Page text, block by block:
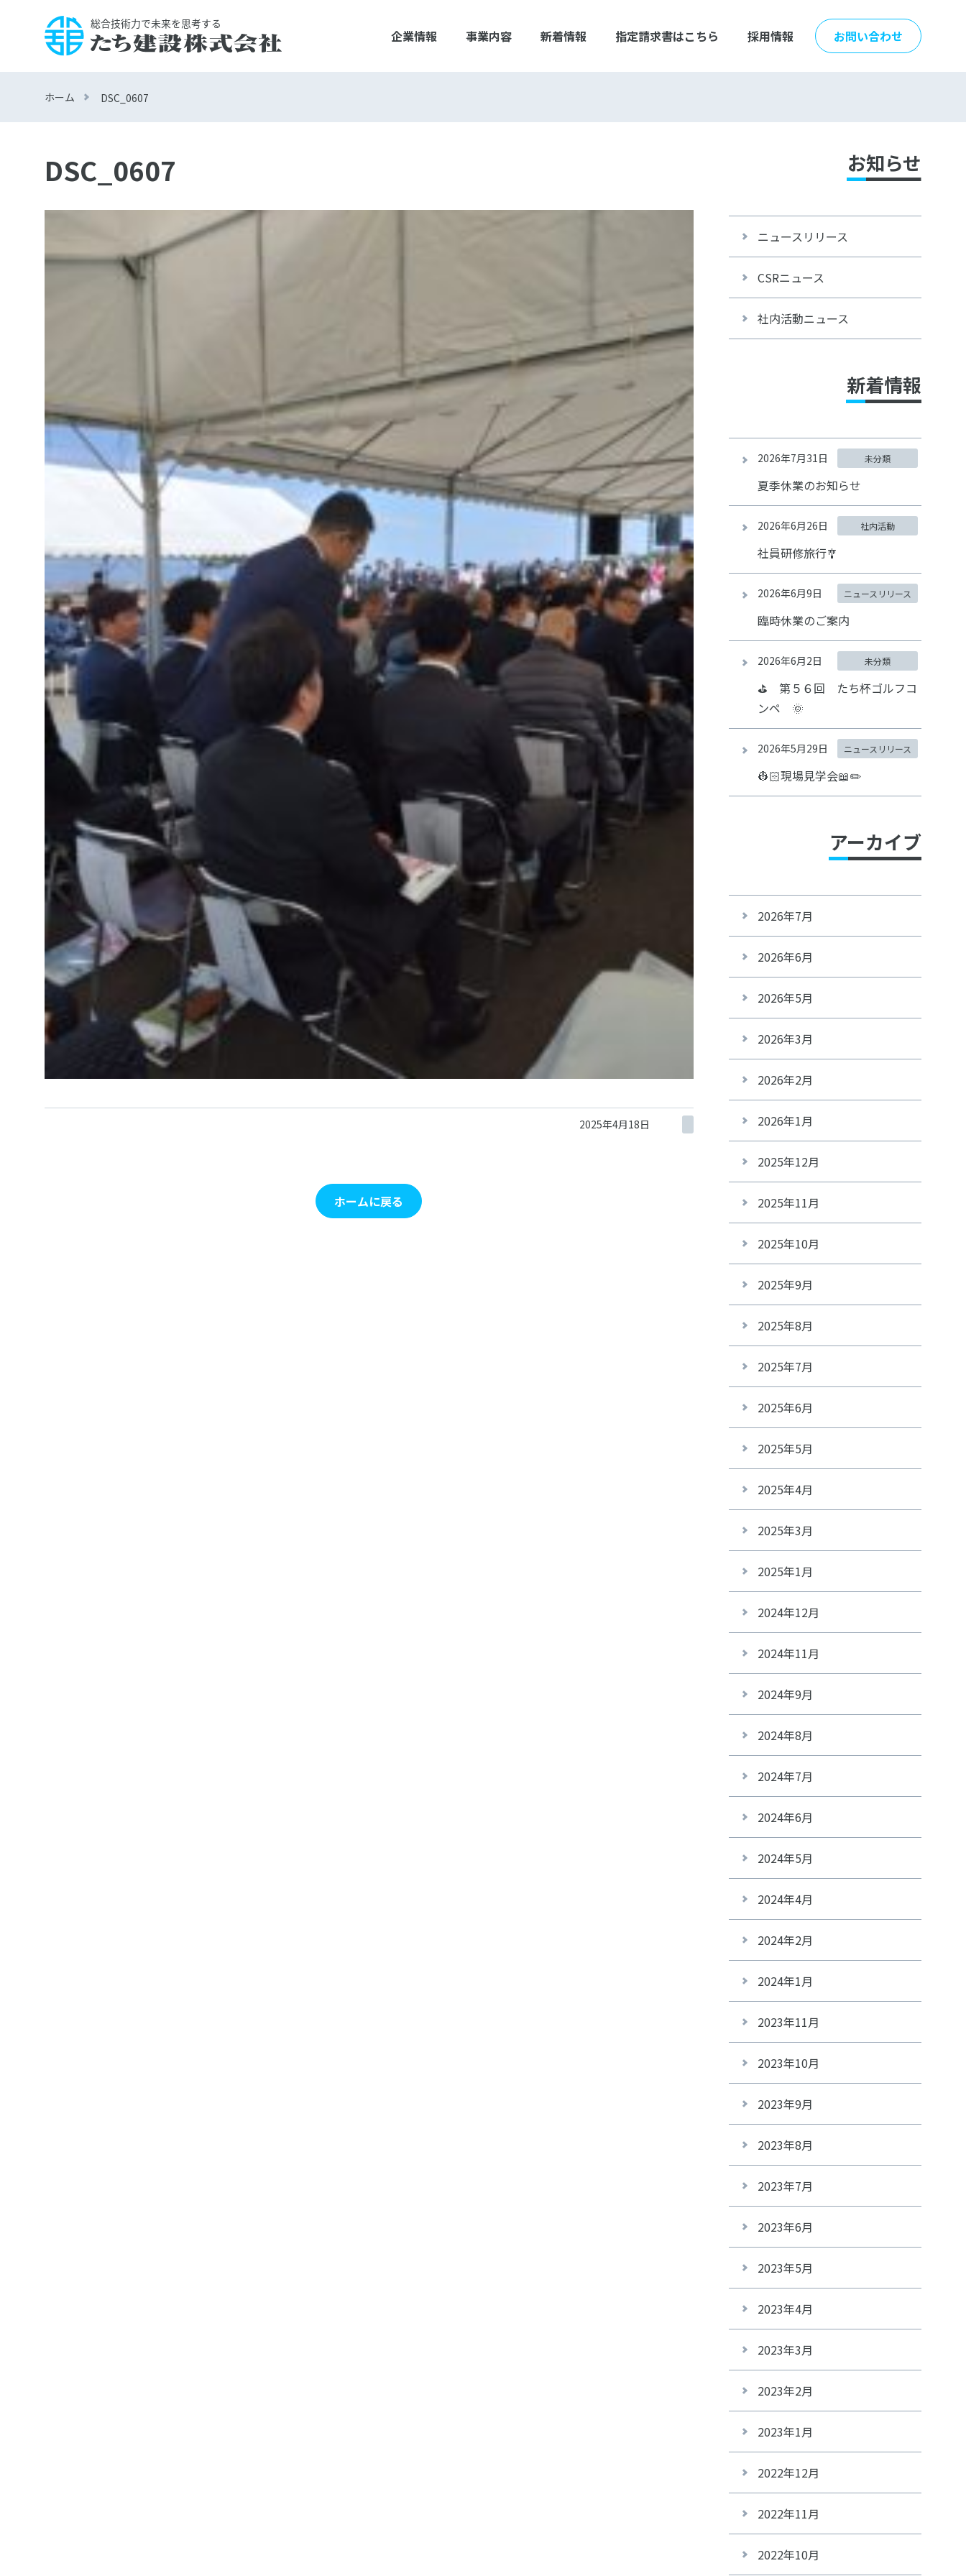
企業情報 事業内容 新着情報 指定請求書はこちら 採用情報 お問い合わせ
ホーム DSC_0607
DSC_0607
2025年4月18日
ホームに戻る
お知らせ
ニュースリリース
CSRニュース
社内活動ニュース
新着情報
2026年7月31日 未分類
夏季休業のお知らせ
2026年6月26日 社内活動
社員研修旅行🎐
2026年6月9日 ニュースリリース
臨時休業のご案内
2026年6月2日 未分類
⛳ 第５６回 たち杯ゴルフコ
ンペ 🌞
2026年5月29日 ニュースリリース
👷🏻現場見学会📖✏️
アーカイブ
2026年7月
2026年6月
2026年5月
2026年3月
2026年2月
2026年1月
2025年12月
2025年11月
2025年10月
2025年9月
2025年8月
2025年7月
2025年6月
2025年5月
2025年4月
2025年3月
2025年1月
2024年12月
2024年11月
2024年9月
2024年8月
2024年7月
2024年6月
2024年5月
2024年4月
2024年2月
2024年1月
2023年11月
2023年10月
2023年9月
2023年8月
2023年7月
2023年6月
2023年5月
2023年4月
2023年3月
2023年2月
2023年1月
2022年12月
2022年11月
2022年10月